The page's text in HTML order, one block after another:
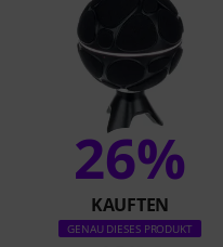
26%
KAUFTEN
GENAU DIESES PRODUKT